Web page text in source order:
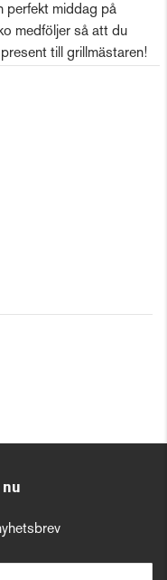
perfekt middag på
medföljer så att du
till grillmästaren!